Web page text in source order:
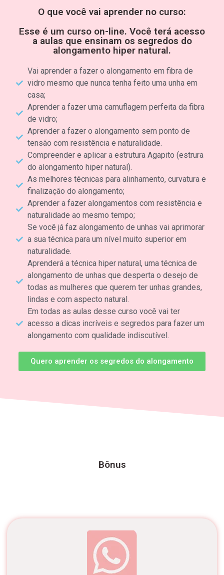
O que você vai aprender no curso:
Esse é um curso on-line. Você terá acesso
a aulas que ensinam os segredos do
alongamento hiper natural.
Vai aprender a fazer o alongamento em fibra de
vidro mesmo que nunca tenha feito uma unha em
casa;
Aprender a fazer uma camuflagem perfeita da fibra
de vidro;
Aprender a fazer o alongamento sem ponto de
tensão com resistência e naturalidade.
Compreender e aplicar a estrutura Agapito (estrura
do alongamento hiper natural).
As melhores técnicas para alinhamento, curvatura e
finalização do alongamento;
Aprender a fazer alongamentos com resistência e
naturalidade ao mesmo tempo;
Se você já faz alongamento de unhas vai aprimorar
a sua técnica para um nível muito superior em
naturalidade.
Aprenderá a técnica hiper natural, uma técnica de
alongamento de unhas que desperta o desejo de
todas as mulheres que querem ter unhas grandes,
lindas e com aspecto natural.
Em todas as aulas desse curso você vai ter
acesso a dicas incríveis e segredos para fazer um
alongamento com qualidade indiscutível.
Quero aprender os segredos do alongamento
Bônus